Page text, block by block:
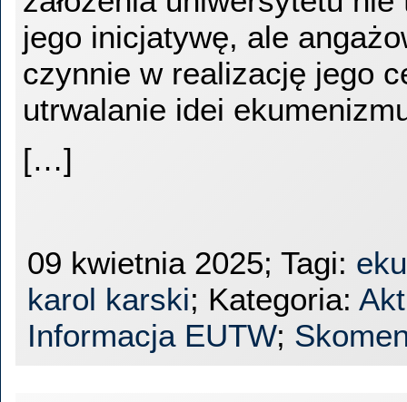
jego inicjatywę, ale
czynnie w realizację jego
utrwalanie idei
[…]
09 kwietnia 2025; Tagi:
karol karski; Kategoria:
Informacja EUTW;